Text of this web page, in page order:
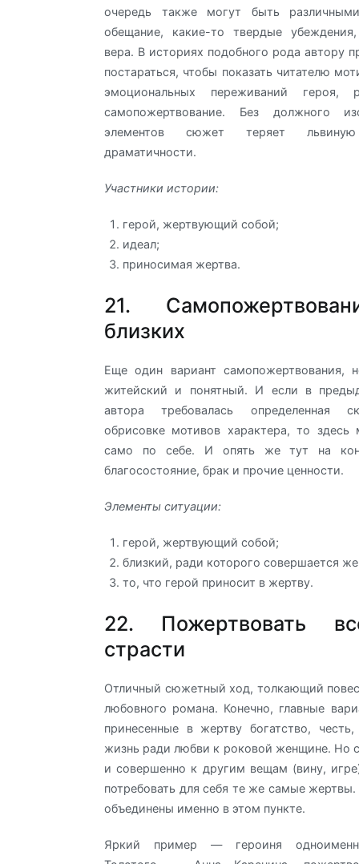
очередь также могут быть
обещание, какие-то твердые
вера. В историях подобного рода автору
постараться, чтобы показать читателю
эмоциональных переживаний героя,
самопожертвование. Без должного
элементов сюжет теряет
драматичности.
Участники истории:
герой, жертвующий собой;
идеал;
приносимая жертва.
21.
близких
Еще один вариант самопожертвования,
житейский и понятный. И если в
автора требовалась определенная
обрисовке мотивов характера, то
само по себе. И опять же тут на
благосостояние, брак и прочие ценности.
Элементы ситуации:
герой, жертвующий собой;
близкий, ради которого совершается
то, что герой приносит в жертву.
22. Пожертвовать
страсти
Отличный сюжетный ход, толкающий
любовного романа. Конечно, главные
принесенные в жертву богатство,
жизнь ради любви к роковой женщине. Но
и совершенно к другим вещам (вину,
потребовать для себя те же самые жертвы.
объединены именно в этом пункте.
Яркий пример — героиня